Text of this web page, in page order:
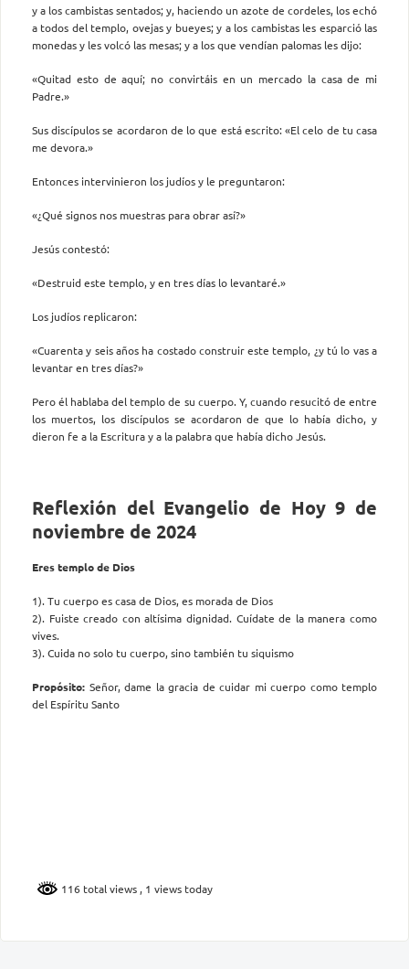
y a los cambistas sentados; y, haciendo un azote de cordeles, los echó
a todos del templo, ovejas y bueyes; y a los cambistas les esparció las
monedas y les volcó las mesas; y a los que vendían palomas les dijo:
«Quitad esto de aquí; no convirtáis en un mercado la casa de mi
Padre.»
Sus discípulos se acordaron de lo que está escrito: «El celo de tu casa
me devora.»
Entonces intervinieron los judíos y le preguntaron:
«¿Qué signos nos muestras para obrar así?»
Jesús contestó:
«Destruid este templo, y en tres días lo levantaré.»
Los judíos replicaron:
«Cuarenta y seis años ha costado construir este templo, ¿y tú lo vas a
levantar en tres días?»
Pero él hablaba del templo de su cuerpo. Y, cuando resucitó de entre
los muertos, los discípulos se acordaron de que lo había dicho, y
dieron fe a la Escritura y a la palabra que había dicho Jesús.
Reflexión del Evangelio de Hoy 9 de
noviembre de 2024
Eres templo de Dios
1). Tu cuerpo es casa de Dios, es morada de Dios
2). Fuiste creado con altísima dignidad. Cuídate de la manera como
vives.
3). Cuida no solo tu cuerpo, sino también tu siquismo
Propósito: Señor, dame la gracia de cuidar mi cuerpo como templo
del Espíritu Santo
116 total views , 1 views today